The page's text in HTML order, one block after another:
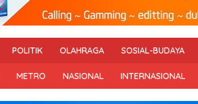
POLITIK OLAHRAGA SOSIAL-BUDAYA
METRO NASIONAL INTERNASIONAL